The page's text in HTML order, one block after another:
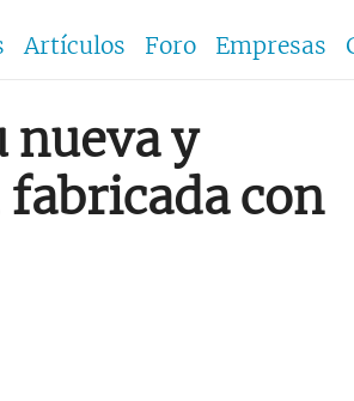
Artículos Foro Empresas
nueva y
con